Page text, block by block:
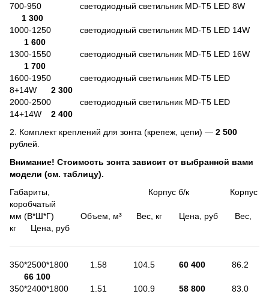
700-950 светодиодный светильник MD-T5 LED 8W
1 300
1000-1250 светодиодный светильник MD-T5 LED 14W
1 600
1300-1550 светодиодный светильник MD-T5 LED 16W
1 700
1600-1950 светодиодный светильник MD-T5 LED
8+14W 2 300
2000-2500 светодиодный светильник MD-T5 LED
14+14W 2 400
2. Комплект креплений для зонта (крепеж, цепи) — 2 500
рублей.
Внимание! Стоимость зонта зависит от выбранной вами
модели (см. таблицу).
Габариты, Корпус б/к Корпус
коробчатый
мм (В*Ш*Г) Объем, м³ Вес, кг Цена, руб Вес,
кг Цена, руб
350*2500*1800 1.58 104.5 60 400 86.2
66 100
350*2400*1800 1.51 100.9 58 800 83.0